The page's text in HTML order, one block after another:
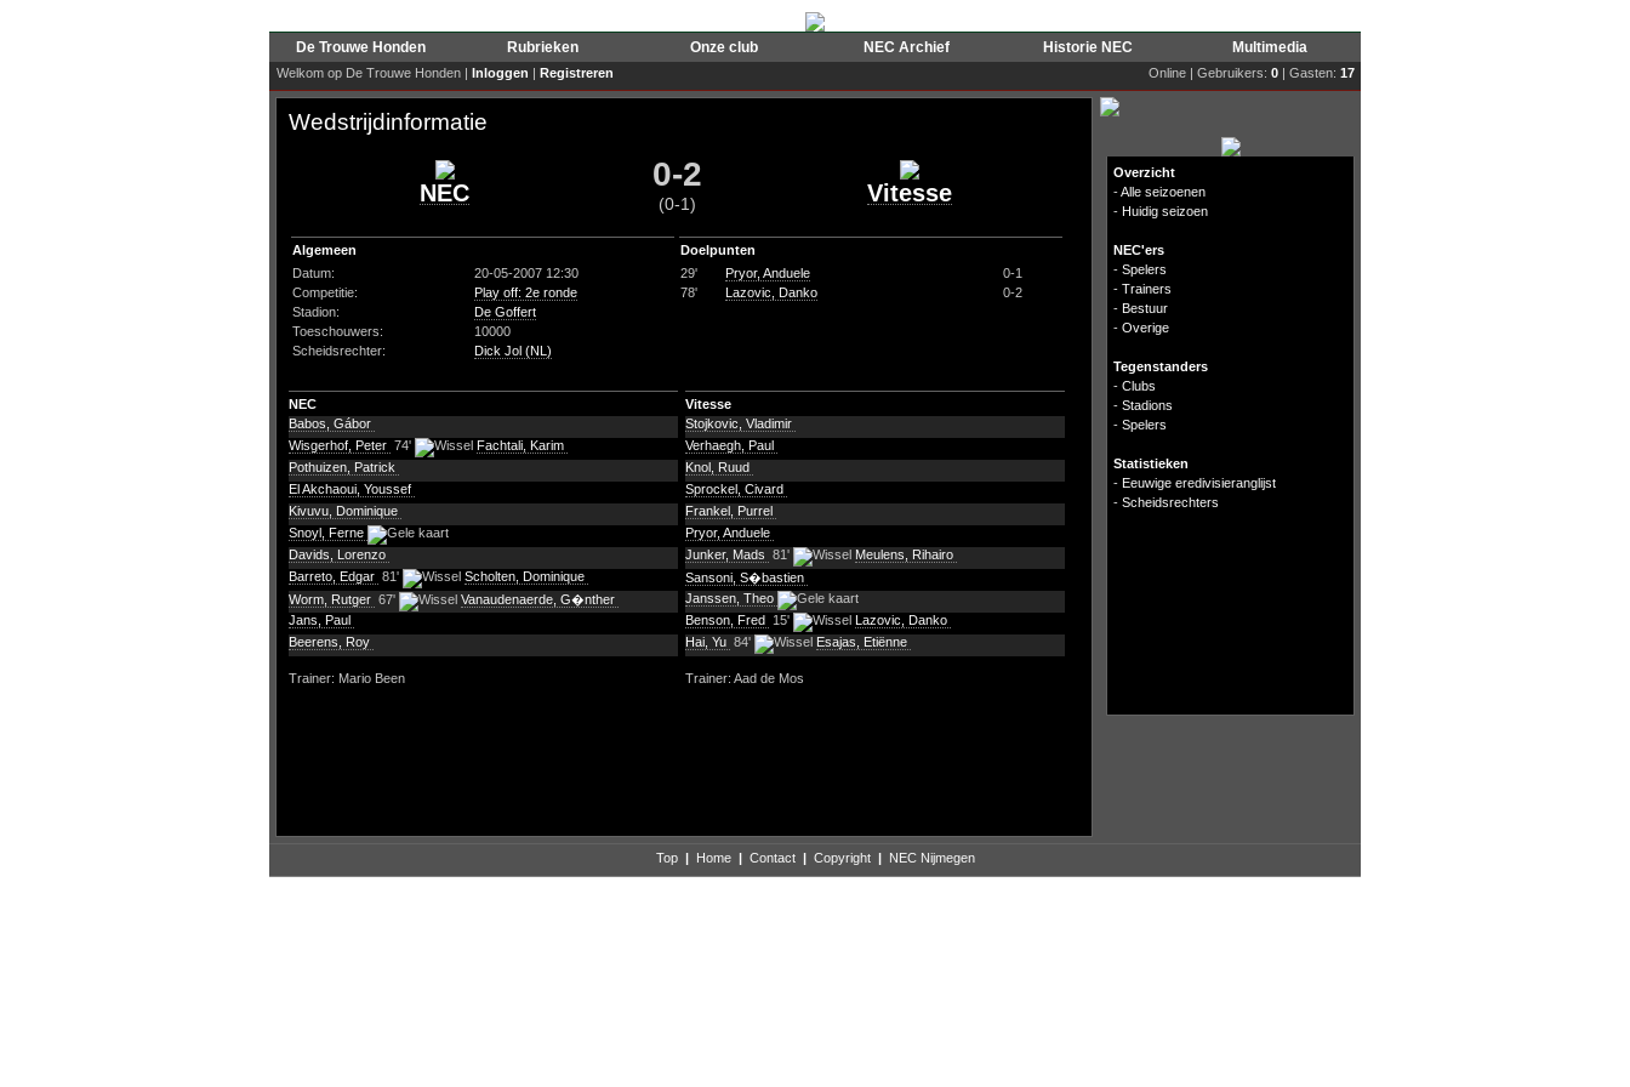
De Trouwe Honden Rubrieken Onze club NEC Archief Historie NEC Multimedia
Welkom op De Trouwe Honden | Inloggen | Registreren Online | Gebruikers: 0 | Gasten: 17
Wedstrijdinformatie
NEC 0-2
(0-1) Vitesse
Algemeen
Datum:
20-05-2007 12:30
Competitie:
Play off: 2e ronde
Stadion:
De Goffert
Toeschouwers:
10000
Scheidsrechter:
Dick Jol (NL)
Doelpunten
29'
Pryor, Anduele
0-1
78'
Lazovic, Danko 0-2
NEC
Vitesse
Babos, Gábor
Wisgerhof, Peter 74'
Fachtali, Karim
Pothuizen, Patrick
El Akchaoui, Youssef
Kivuvu, Dominique
Snoyl, Ferne
Davids, Lorenzo
Barreto, Edgar 81'
Scholten, Dominique
Worm, Rutger 67'
Vanaudenaerde, G�nther
Jans, Paul
Beerens, Roy
Stojkovic, Vladimir
Verhaegh, Paul
Knol, Ruud
Sprockel, Civard
Frankel, Purrel
Pryor, Anduele
Junker, Mads 81'
Meulens, Rihairo
Sansoni, S�bastien
Janssen, Theo
Benson, Fred 15'
Lazovic, Danko
Hai, Yu 84' Esajas, Etiënne
Trainer: Mario Been Trainer: Aad de Mos
Overzicht
-Alle seizoenen
- Huidig seizoen
NEC'ers
- Spelers
- Trainers
- Bestuur
- Overige
Tegenstanders
- Clubs
- Stadions
- Spelers
Statistieken
- Eeuwige eredivisieranglijst
- Scheidsrechters
Top | Home | Contact | Copyright | NEC Nijmegen